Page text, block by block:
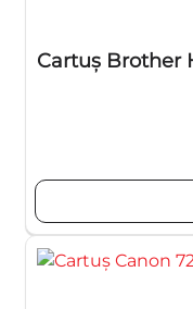
Cartuş Brother